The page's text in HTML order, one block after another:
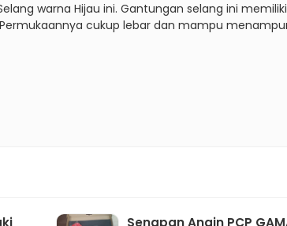
warna Hijau ini. Gantungan selang ini
cukup lebar dan mampu
Senapan Angin PCP